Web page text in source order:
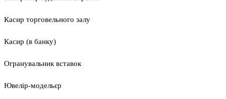
Касир торговельного залу
Касир (в банку)
Огранувальник вставок
Ювелір-модельєр